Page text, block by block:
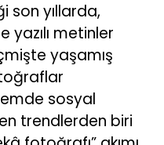
son yıllarda,
yazılı metinler
yaşamış
sosyal
trendlerden biri